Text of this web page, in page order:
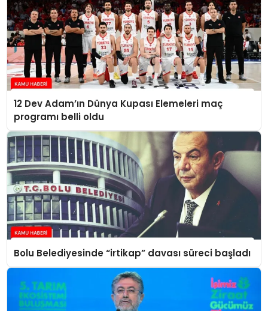
12 Dev Adam’ın Dünya Kupası Elemeleri maç
programı belli oldu
Bolu Belediyesinde “irtikap” davası süreci başladı